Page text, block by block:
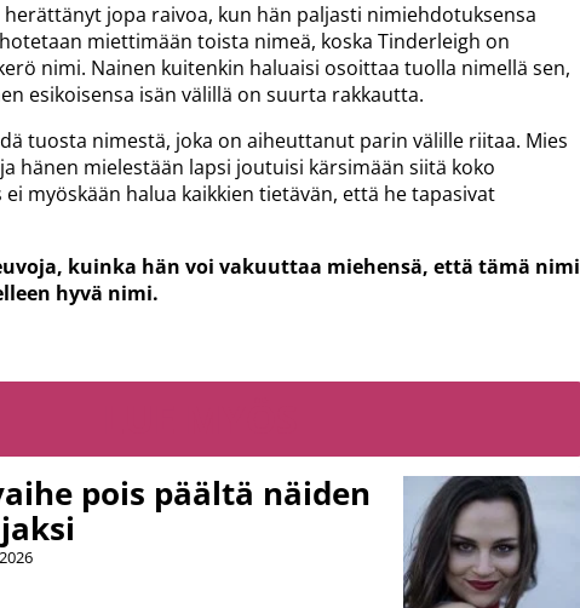
jopa raivoa, kun hän paljasti nimiehdotuksensa
miettimään toista nimeä, koska Tinderleigh on
nimi. Nainen kuitenkin haluaisi osoittaa tuolla nimellä sen,
esikoisensa isän välillä on suurta rakkautta.
tuosta nimestä, joka on aiheuttanut parin välille riitaa. Mies
hänen mielestään lapsi joutuisi kärsimään siitä koko
ei myöskään halua kaikkien tietävän, että he tapasivat
kuinka hän voi vakuuttaa miehensä, että tämä nimi
hyvä nimi.
pois päältä näiden